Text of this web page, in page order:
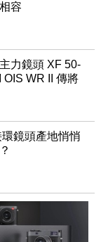
容
力鏡頭 XF 50-
OIS WR II 傳將
鏡頭產地悄悄